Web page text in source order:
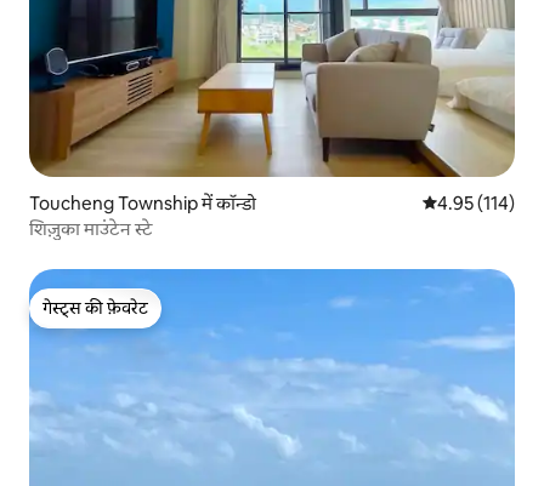
Toucheng Township में कॉन्डो औसत रेटिंग 5 में से
4.95 (114)
शिज़ुका माउंटेन स्टे
गेस्ट्स की फ़ेवरेट
गेस्ट्स की फ़ेवरेट